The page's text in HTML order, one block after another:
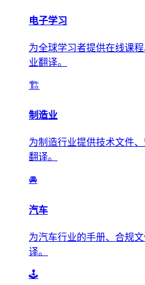
电子学习
为全球学习者提供在线课
业翻译。
🏗️
制造业
为制造行业提供技术文件
翻译。
🚘
汽车
为汽车行业的手册、合规
译。
🕹️